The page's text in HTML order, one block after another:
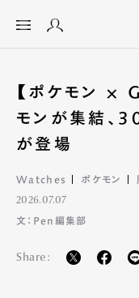
【ポケモン ×
モンが集結、
が登場
Watches ポケモン
2026.07.07
文：Pen編集部
Share: